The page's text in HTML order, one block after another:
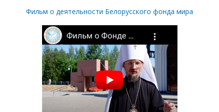
Фильм о деятельности Белорусского фонда мира